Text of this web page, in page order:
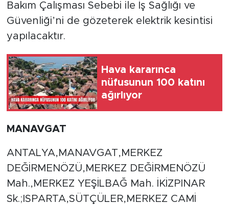
Bakım Çalışması Sebebi ile İş Sağlığı ve
Güvenliği’ni de gözeterek elektrik kesintisi
yapılacaktır.
Hava kararınca
nüfusunun 100 katını
ağırlıyor
MANAVGAT
ANTALYA,MANAVGAT,MERKEZ
DEĞİRMENÖZÜ,MERKEZ DEĞİRMENÖZÜ
Mah.,MERKEZ YEŞİLBAĞ Mah. İKİZPINAR
Sk.;ISPARTA,SÜTÇÜLER,MERKEZ CAMİ